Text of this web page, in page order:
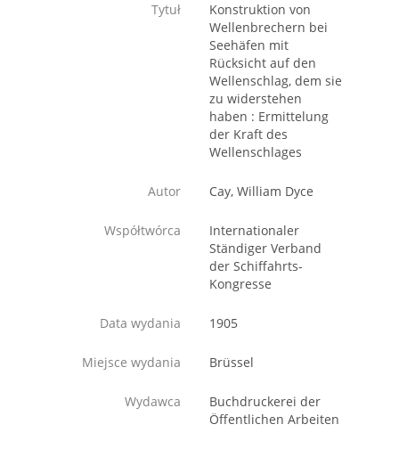
Tytuł
Konstruktion von
Wellenbrechern bei
Seehäfen mit
Rücksicht auf den
Wellenschlag, dem sie
zu widerstehen
haben : Ermittelung
der Kraft des
Wellenschlages
Autor Cay, William Dyce
Współtwórca
Internationaler
Ständiger Verband
der Schiffahrts-
Kongresse
Data wydania 1905
Miejsce wydania Brüssel
Wydawca
Buchdruckerei der
Öffentlichen Arbeiten